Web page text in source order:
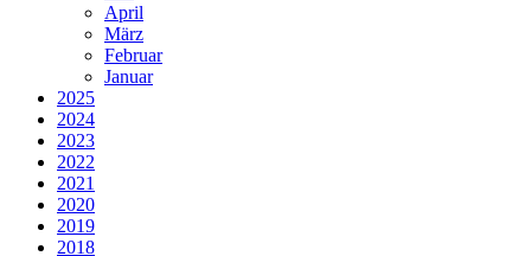
April
März
Februar
Januar
2025
2024
2023
2022
2021
2020
2019
2018